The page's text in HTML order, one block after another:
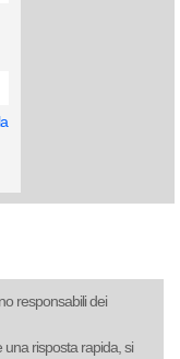
responsabili dei
risposta rapida, si